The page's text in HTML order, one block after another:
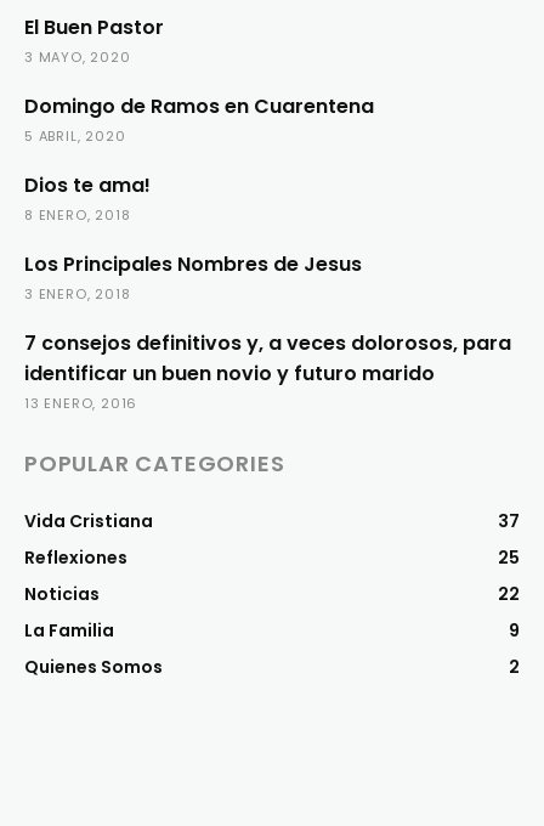
El Buen Pastor
3 MAYO, 2020
Domingo de Ramos en Cuarentena
5 ABRIL, 2020
Dios te ama!
8 ENERO, 2018
Los Principales Nombres de Jesus
3 ENERO, 2018
7 consejos definitivos y, a veces dolorosos, para
identificar un buen novio y futuro marido
13 ENERO, 2016
POPULAR CATEGORIES
Vida Cristiana
37
Reflexiones
25
Noticias
22
La Familia
9
Quienes Somos
2